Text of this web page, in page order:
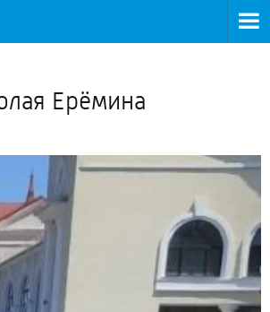
Ерёмина